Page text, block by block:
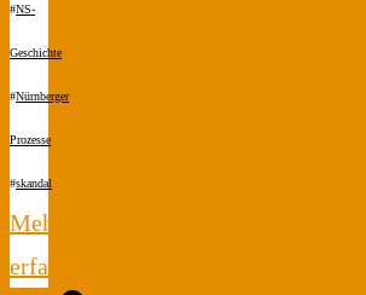
#NS-
Geschichte
#Nürnberger
Prozesse
#skandal
Mehr
erfahren